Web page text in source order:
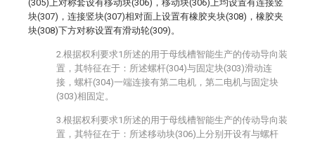
(305)上对称套设有移动块(306)，移动块(306)上均设置有连接竖
块(307)，连接竖块(307)相对面上设置有橡胶夹块(308)，橡胶夹
块(308)下方对称设置有滑动轮(309)。
2.根据权利要求1所述的用于母线槽智能生产的传动导向装
置，其特征在于：所述螺杆(304)与固定块(303)滑动连
接，螺杆(304)一端连接有第二电机，第二电机与固定块
(303)相固定。
3.根据权利要求1所述的用于母线槽智能生产的传动导向装
置，其特征在于：所述移动块(306)上分别开设有与螺杆